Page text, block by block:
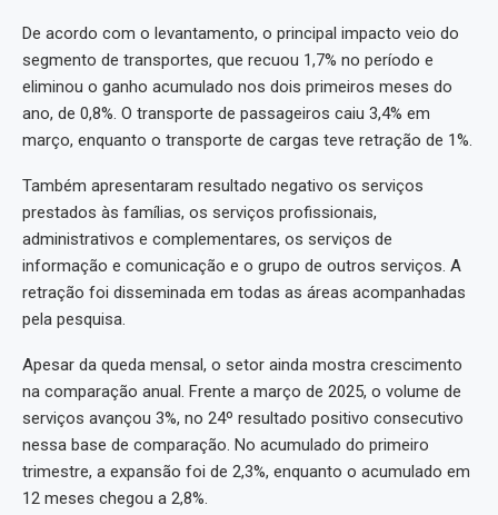
De acordo com o levantamento, o principal impacto veio do
segmento de transportes, que recuou 1,7% no período e
eliminou o ganho acumulado nos dois primeiros meses do
ano, de 0,8%. O transporte de passageiros caiu 3,4% em
março, enquanto o transporte de cargas teve retração de 1%.
Também apresentaram resultado negativo os serviços
prestados às famílias, os serviços profissionais,
administrativos e complementares, os serviços de
informação e comunicação e o grupo de outros serviços. A
retração foi disseminada em todas as áreas acompanhadas
pela pesquisa.
Apesar da queda mensal, o setor ainda mostra crescimento
na comparação anual. Frente a março de 2025, o volume de
serviços avançou 3%, no 24º resultado positivo consecutivo
nessa base de comparação. No acumulado do primeiro
trimestre, a expansão foi de 2,3%, enquanto o acumulado em
12 meses chegou a 2,8%.